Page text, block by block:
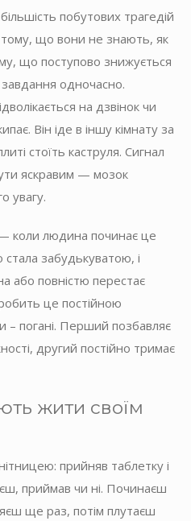
побутових трагедій
що вони не знають, як
що поступово знижується
одночасно.
на дзвінок чи
Він іде в іншу кімнату за
стоїть каструля. Сигнал
яскравим — мозок
увагу.
коли людина починає це
забудькуватою, і
або повністю перестає
це постійною
– погані. Перший позбавляє
другий постійно тримає
жити своїм
прийняв таблетку і
приймав чи ні. Починаєш
ще раз, потім плутаєш